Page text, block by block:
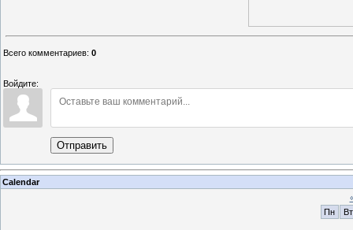
Всего комментариев: 0
Войдите:
Отправить
Calendar
Пн
Вт